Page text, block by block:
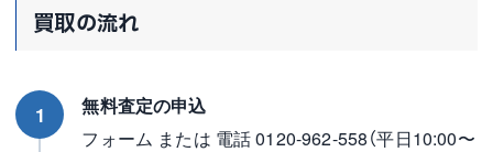
買取の流れ
1
無料査定の申込
フォーム または 電話 0120-962-558（平日10:00〜